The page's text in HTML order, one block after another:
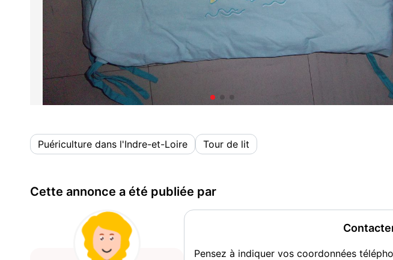
Puériculture dans l'Indre-et-Loire Tour de lit
Cette annonce a été publiée par
Pensez à indiquer vos coordonnées